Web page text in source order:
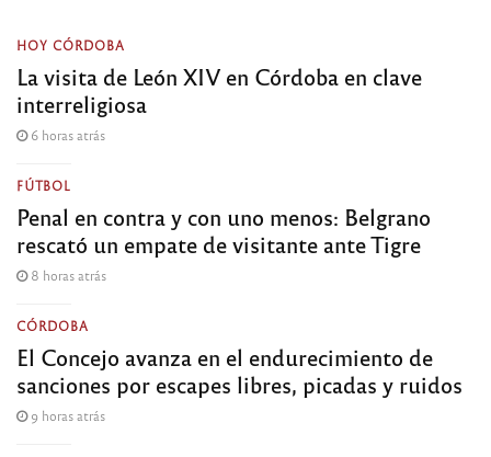
HOY CÓRDOBA
La visita de León XIV en Córdoba en clave
interreligiosa
6 horas atrás
FÚTBOL
Penal en contra y con uno menos: Belgrano
rescató un empate de visitante ante Tigre
8 horas atrás
CÓRDOBA
El Concejo avanza en el endurecimiento de
sanciones por escapes libres, picadas y ruidos
9 horas atrás